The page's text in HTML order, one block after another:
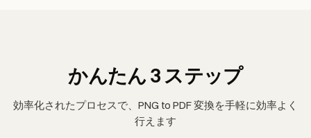
かんたん 3 ステップ
効率化されたプロセスで、PNG to PDF 変換を手軽に効率よく
行えます